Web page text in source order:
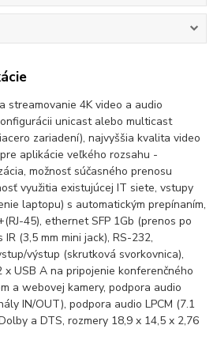
streamovanie 4K video a audio
unicast alebo multicast
zariadení), najvyššia kvalita video
aplikácie veľkého rozsahu -
možnosť súčasného prenosu
využitia existujúcej IT siete, vstupy
laptopu) s automatickým prepínaním,
45), ethernet SFP 1Gb (prenos po
(3,5 mm mini jack), RS-232,
výstup (skrutková svorkovnica),
x USB A na pripojenie konferenčného
a webovej kamery, podpora audio
IN/OUT), podpora audio LPCM (7.1
a DTS, rozmery 18,9 x 14,5 x 2,76